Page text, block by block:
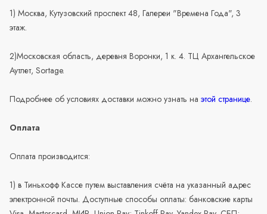
1) Москва, Кутузовский проспект 48, Галереи "Времена Года", 3
этаж.
2)Московская область, деревня Воронки, 1 к. 4. ТЦ Архангельское
Аутлет, Sortage.
Подробнее об условиях доставки можно узнать на этой странице.
Оплата
Оплата производится:
1) в Тинькофф Кассе путем выставления счёта на указанный адрес
электронной почты. Доступные способы оплаты: банковские карты